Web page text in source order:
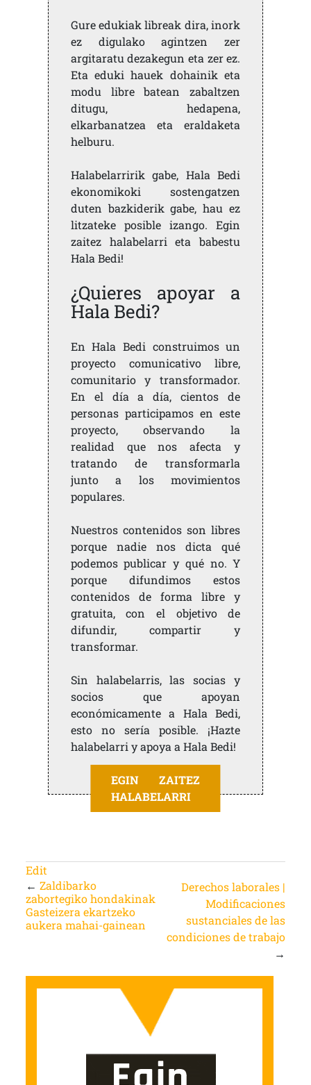
Gure edukiak libreak dira, inork
ez digulako agintzen zer
argitaratu dezakegun eta zer ez.
Eta eduki hauek dohainik eta
modu libre batean zabaltzen
ditugu, hedapena,
elkarbanatzea eta eraldaketa
helburu.
Halabelarririk gabe, Hala Bedi
ekonomikoki sostengatzen
duten bazkiderik gabe, hau ez
litzateke posible izango. Egin
zaitez halabelarri eta babestu
Hala Bedi!
¿Quieres apoyar a
Hala Bedi?
En Hala Bedi construimos un
proyecto comunicativo libre,
comunitario y transformador.
En el día a día, cientos de
personas participamos en este
proyecto, observando la
realidad que nos afecta y
tratando de transformarla
junto a los movimientos
populares.
Nuestros contenidos son libres
porque nadie nos dicta qué
podemos publicar y qué no. Y
porque difundimos estos
contenidos de forma libre y
gratuita, con el objetivo de
difundir, compartir y
transformar.
Sin halabelarris, las socias y
socios que apoyan
económicamente a Hala Bedi,
esto no sería posible. ¡Hazte
halabelarri y apoya a Hala Bedi!
EGIN ZAITEZ
HALABELARRI
Edit
← Zaldibarko
zabortegiko hondakinak
Gasteizera ekartzeko
aukera mahai-gainean
Derechos laborales |
Modificaciones
sustanciales de las
condiciones de trabajo
→